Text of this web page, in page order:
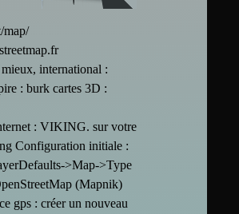
map/
international :
: burk cartes 3D :
: VIKING. sur votre
Configuration initiale :
>Map->Type
(Mapnik)
gps : créer un nouveau